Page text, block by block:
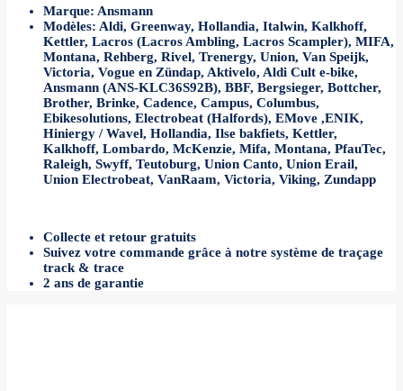
MengeMarque: Ansmann
Modèles: Aldi, Greenway, Hollandia, Italwin, Kalkhoff,
Kettler, Lacros (Lacros Ambling, Lacros Scampler), MIFA,
Montana, Rehberg, Rivel, Trenergy, Union, Van Speijk,
Victoria, Vogue en Zündap, Aktivelo, Aldi Cult e-bike,
Ansmann (ANS-KLC36S92B), BBF, Bergsieger, Bottcher,
Brother, Brinke, Cadence, Campus, Columbus,
Ebikesolutions, Electrobeat (Halfords), EMove ,ENIK,
Hiniergy / Wavel, Hollandia, Ilse bakfiets, Kettler,
Kalkhoff, Lombardo, McKenzie, Mifa, Montana, PfauTec,
Raleigh, Swyff, Teutoburg, Union Canto, Union Erail,
Union Electrobeat, VanRaam, Victoria, Viking, Zundapp
Collecte et retour gratuits
Suivez votre commande grâce à notre système de traçage
track & trace
2 ans de garantie